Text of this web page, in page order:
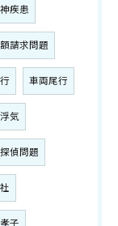
疾患
請求問題
車両尾行
浮気
偵問題
子